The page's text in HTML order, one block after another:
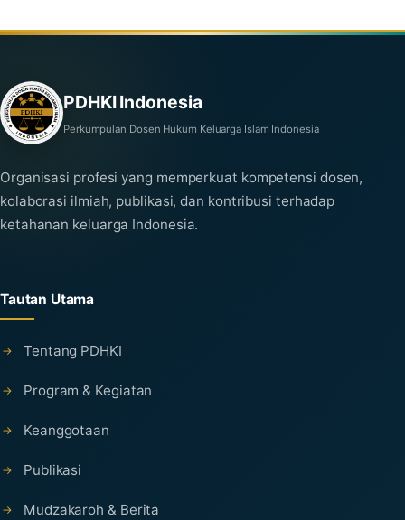
PDHKI Indonesia
Perkumpulan Dosen Hukum Keluarga Islam Indonesia
Organisasi profesi yang memperkuat kompetensi dosen,
kolaborasi ilmiah, publikasi, dan kontribusi terhadap
ketahanan keluarga Indonesia.
Tautan Utama
Tentang PDHKI
Program & Kegiatan
Keanggotaan
Publikasi
Mudzakaroh & Berita